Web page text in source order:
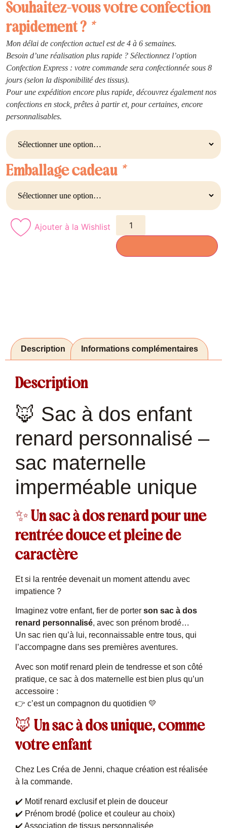
Souhaitez-vous votre confection
rapidement ? *
Mon délai de confection actuel est de 4 à 6 semaines.
Besoin d’une réalisation plus rapide ? Sélectionnez l’option
Confection Express : votre commande sera confectionnée sous 8
jours (selon la disponibilité des tissus).
Pour une expédition encore plus rapide, découvrez également nos
confections en stock, prêtes à partir et, pour certaines, encore
personnalisables.
Emballage cadeau *
Ajouter à la Wishlist
Description Informations complémentaires
Description
🦊 Sac à dos enfant
renard personnalisé –
sac maternelle
imperméable unique
✨ Un sac à dos renard pour une
rentrée douce et pleine de
caractère
Et si la rentrée devenait un moment attendu avec
impatience ?
Imaginez votre enfant, fier de porter son sac à dos
renard personnalisé, avec son prénom brodé…
Un sac rien qu’à lui, reconnaissable entre tous, qui
l’accompagne dans ses premières aventures.
Avec son motif renard plein de tendresse et son côté
pratique, ce sac à dos maternelle est bien plus qu’un
accessoire :
👉 c’est un compagnon du quotidien 💛
🦊 Un sac à dos unique, comme
votre enfant
Chez Les Créa de Jenni, chaque création est réalisée
à la commande.
✔️ Motif renard exclusif et plein de douceur
✔️ Prénom brodé (police et couleur au choix)
✔️ Association de tissus personnalisée